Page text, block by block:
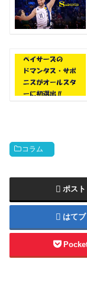
コラム
ポスト
はてブ